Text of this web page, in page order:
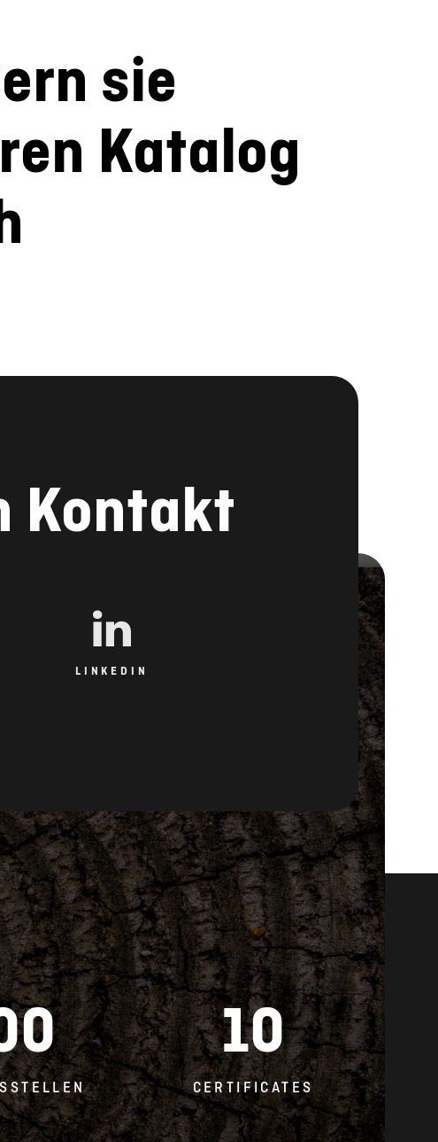
sie
Katalog
Kontakt
LINKEDIN
10
CERTIFICATES